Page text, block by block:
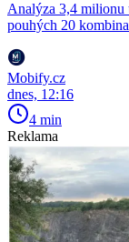
Analýza 3,4 milionu
pouhých 20
Mobify.cz
dnes, 12:16
4 min
Reklama